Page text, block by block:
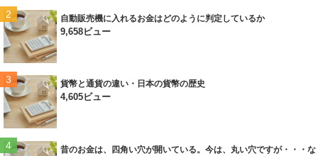
自動販売機に入れるお金はどのように判定しているか
9,658ビュー
貨幣と通貨の違い・日本の貨幣の歴史
4,605ビュー
昔のお金は、四角い穴が開いている。今は、丸い穴ですが・・・な